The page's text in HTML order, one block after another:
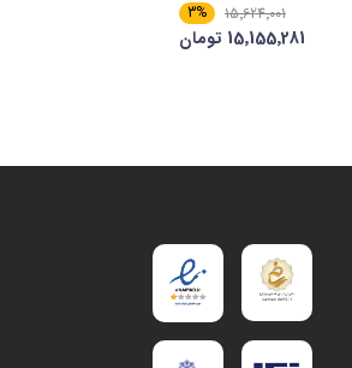
15٬624٬001
3%
15٬155٬281 تومان